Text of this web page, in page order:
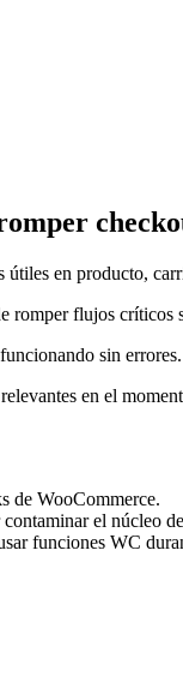
en producto,
romper flujos críticos
sin errores.
en el
de WooCommerce.
el núcleo
funciones WC